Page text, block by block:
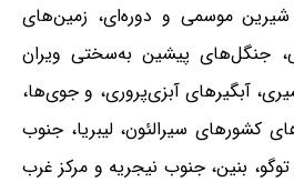
موسمی و دوره‌ای، زمین‌های
جنگل‌های پیشین به‌سختی ویران
آبگیرهای آبزی‌پروری، و جوی‌ها،
کشورهای سیرالئون، لیبریا، جنوب
بنین، جنوب نیجریه و مرکز غرب